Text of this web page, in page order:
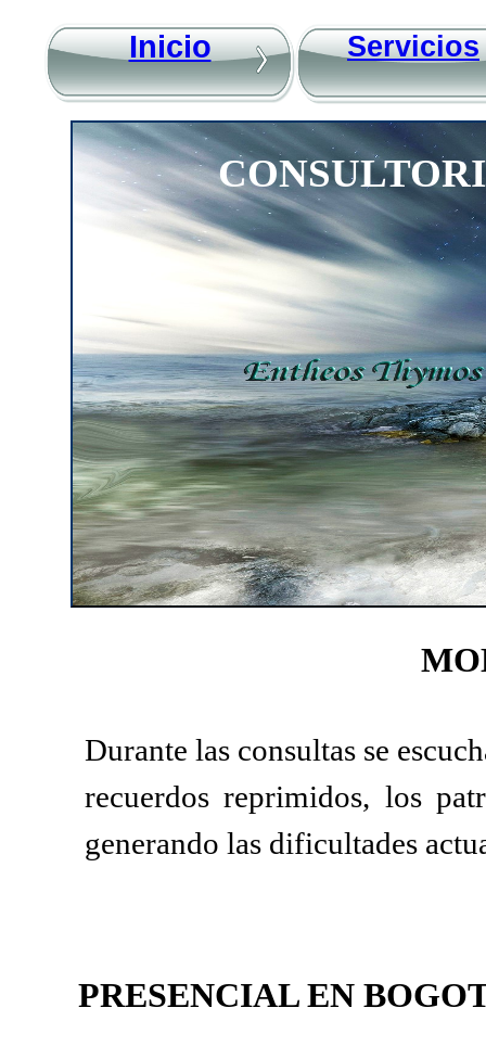
Durante las consultas se
recuerdos reprimidos, los
generando las dificultades
PRESENCIAL EN
Servicios
Inicio